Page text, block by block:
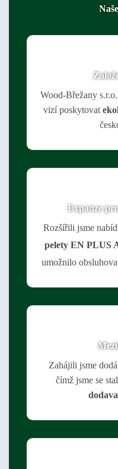
Wood-Břežany
vizí poskytovat
Expanze
Rozšířili jsme
pelety EN PLUS
umožnilo
Zahájili jsme
čímž jsme se